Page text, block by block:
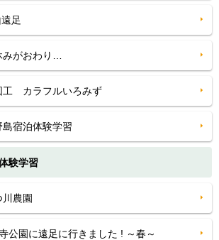
足
みがおわり…
工 カラフルいろみず
宿泊体験学習
験学習
川農園
公園に遠足に行きました ! ～春～